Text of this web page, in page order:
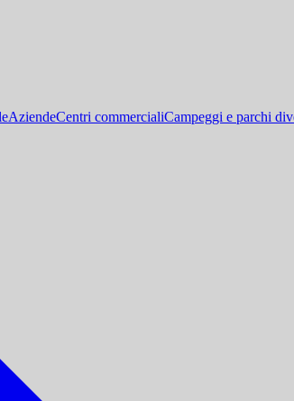
AziendeCentri commercialiCampeggi e parchi